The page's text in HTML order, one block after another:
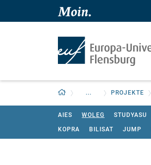
Zum Hauptinhalt springen
Zur Navigation springen
Zurück zur Startseite
... PROJEKTE
AIES WOLEG STUDYASU
KOPRA BILISAT JUMP